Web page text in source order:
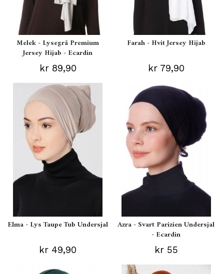
Melek - Lysegrå Premium
Jersey Hijab - Ecardin
kr 89,90
Farah - Hvit Jersey Hijab
kr 79,90
Elma - Lys Taupe Tub Undersjal
kr 49,90
Azra - Svart Parizien Undersjal
- Ecardin
kr 55